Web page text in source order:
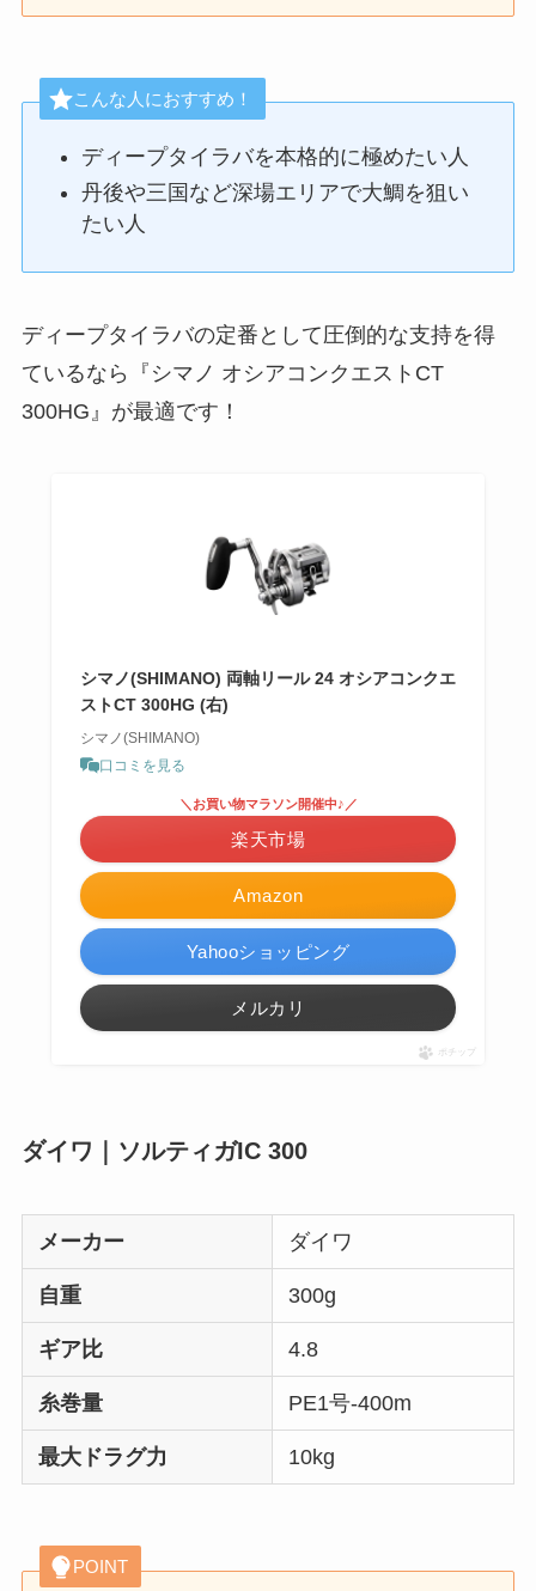
こんな人におすすめ！
ディープタイラバを本格的に極めたい人
丹後や三国など深場エリアで大鯛を狙い
たい人
ディープタイラバの定番として圧倒的な支持を得
ているなら『シマノ オシアコンクエストCT
300HG』が最適です！
シマノ(SHIMANO) 両軸リール 24 オシアコンクエ
ストCT 300HG (右)
シマノ(SHIMANO)
口コミを見る
Amazon
＼お買い物マラソン開催中♪／
楽天市場
Yahooショッピング
メルカリ
ポチップ
ダイワ｜ソルティガIC 300
メーカー ダイワ
自重 300g
ギア比 4.8
糸巻量 PE1号-400m
最大ドラグ力 10kg
POINT